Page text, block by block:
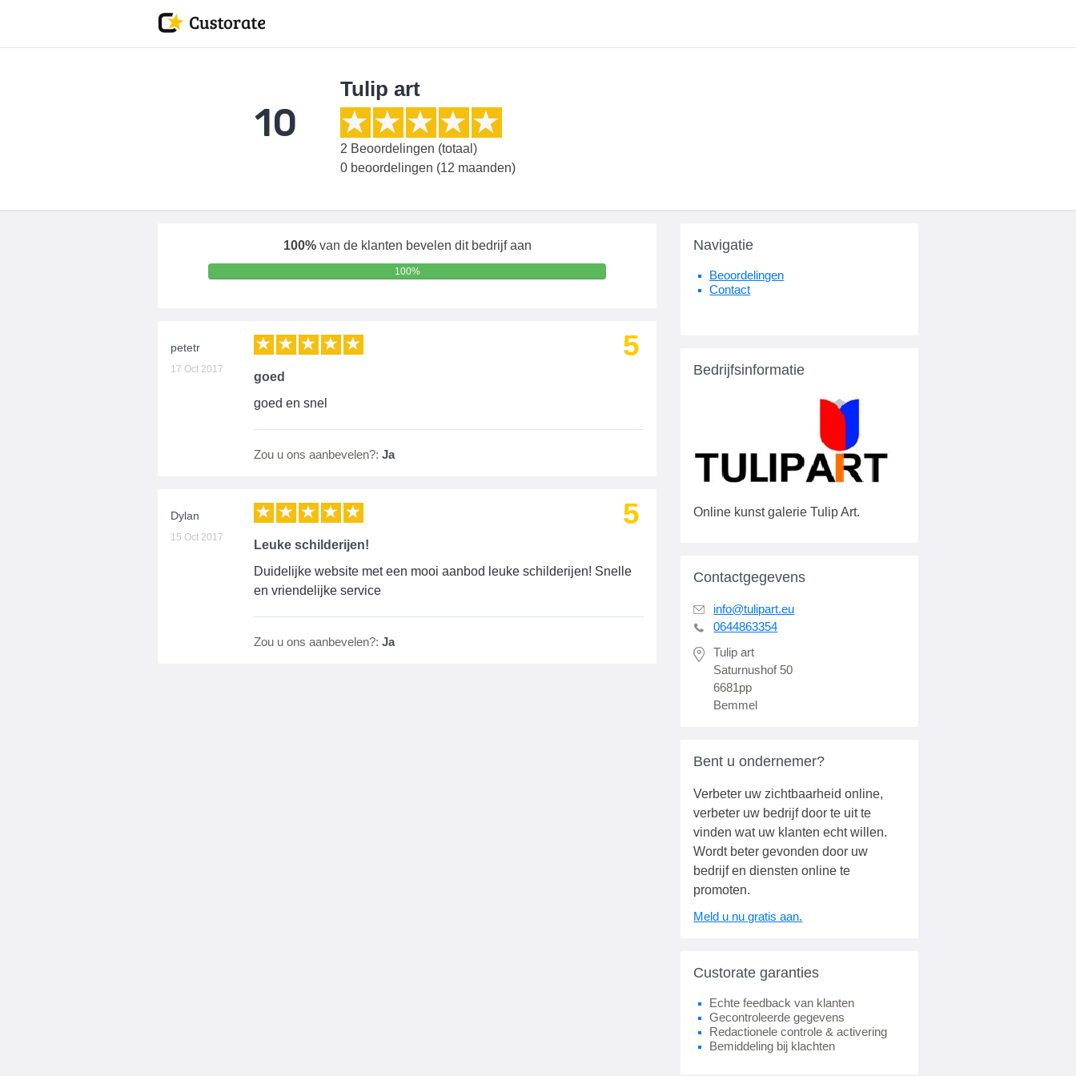
10
Tulip art
2 Beoordelingen (totaal)
0 beoordelingen (12 maanden)
100%van de klanten bevelen dit bedrijf aan
100%
petetr
17 Oct 2017
5
goed
goed en snel
Zou u ons aanbevelen?: Ja
Dylan
15 Oct 2017
5
Leuke schilderijen!
Duidelijke website met een mooi aanbod leuke schilderijen! Snelle
en vriendelijke service
Zou u ons aanbevelen?: Ja
Navigatie
Beoordelingen
Contact
Bedrijfsinformatie
Online kunst galerie Tulip Art.
Contactgegevens
info@tulipart.eu
0644863354
Tulip art
Saturnushof 50
6681pp
Bemmel
Bent u ondernemer?
Verbeter uw zichtbaarheid online,
verbeter uw bedrijf door te uit te
vinden wat uw klanten echt willen.
Wordt beter gevonden door uw
bedrijf en diensten online te
promoten.
Meld u nu gratis aan.
Custorate garanties
Echte feedback van klanten
Gecontroleerde gegevens
Redactionele controle & activering
Bemiddeling bij klachten